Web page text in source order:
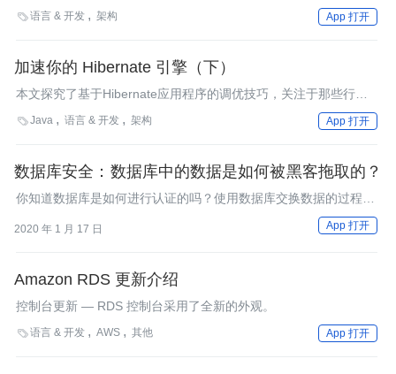
首个测试版，此测试版包含了9.4正式版中的所有功能，目前官方
已经提供了下载地址供外界下载测试，新版本的PostgreSQL内建
数据库。
语言 & 开发 架构 App 打开
加速你的 Hibernate 引擎（下）
本文探究了基于Hibernate应用程序的调优技巧，关注于那些行之
有效却缺乏文档的主题，例如继承映射、二级缓存和增强序列标识
符生成器。文中也提供了一些Hibernate调优所必需的后台数据库
Java 语言 & 开发 架构 App 打开
数据库安全：数据库中的数据是如何被黑客拖取的？
你知道数据库是如何进行认证的吗？使用数据库交换数据的过程是
2020 年 1 月 17 日 App 打开
Amazon RDS 更新介绍
控制台更新 — RDS 控制台采用了全新的外观。
语言 & 开发 AWS 其他 App 打开